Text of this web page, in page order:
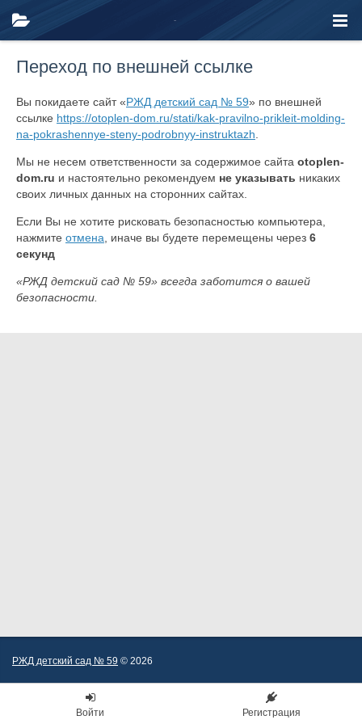
Переход по внешней ссылке
Вы покидаете сайт «РЖД детский сад № 59» по внешней
ссылке https://otoplen-dom.ru/stati/kak-pravilno-prikleit-molding-
na-pokrashennye-steny-podrobnyy-instruktazh
Мы не несем ответственности за содержимое сайта otoplen-
dom.ru и настоятельно рекомендуем не указывать никаких
своих личных данных на сторонних сайтах.
Если Вы не хотите рисковать безопасностью компьютера,
нажмите отмена , иначе вы будете перемещены через 6
секунд
«РЖД детский сад № 59» всегда заботится о вашей
безопасности.
РЖД детский сад № 59 © 2026
Войти Регистрация